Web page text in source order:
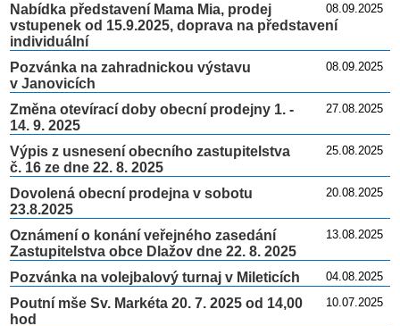
08.09.2025
Nabídka představení Mama Mia, prodej
vstupenek od 15.9.2025, doprava na představení
individuální
08.09.2025
Pozvánka na zahradnickou výstavu
v Janovicích
27.08.2025
Změna otevírací doby obecní prodejny 1. -
14. 9. 2025
25.08.2025
Výpis z usnesení obecního zastupitelstva
č. 16 ze dne 22. 8. 2025
20.08.2025
Dovolená obecní prodejna v sobotu
23.8.2025
13.08.2025
Oznámení o konání veřejného zasedání
Zastupitelstva obce Dlažov dne 22. 8. 2025
04.08.2025
Pozvánka na volejbalový turnaj v Mileticích
10.07.2025
Poutní mše Sv. Markéta 20. 7. 2025 od 14,00
hod